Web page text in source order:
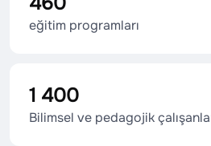
eğitim programları
1 400
Bilimsel ve pedagojik